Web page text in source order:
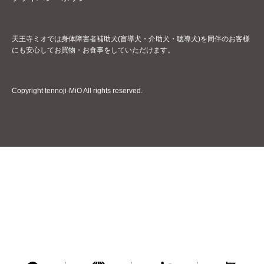
天王寺ミオでは身体障害者補助犬(盲導犬・介助犬・聴導犬)を同伴のお客様
にも安心してお買物・お食事をしていただけます。
Copyright tennoji-MiO All rights reserved.